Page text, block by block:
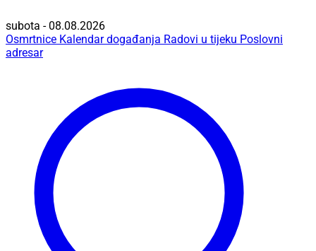
subota - 08.08.2026
Osmrtnice Kalendar događanja Radovi u tijeku Poslovni
adresar